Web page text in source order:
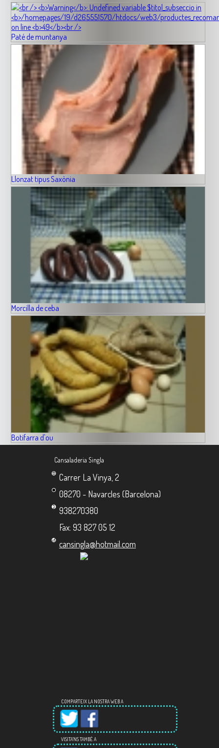
Paté de muntanya
Llonzat tipus Saxònia
Morcilla de ceba
Botifarra d'ou
Cansaladeria Singla
Carrer La Vinya, 2
08270 - Navarcles (Barcelona)
938270380
Fax: 93 827 05 12
cansingla@hotmail.com
COMPARTEIX LA NOSTRA WEB A
VISITA'NS TAMBÉ A